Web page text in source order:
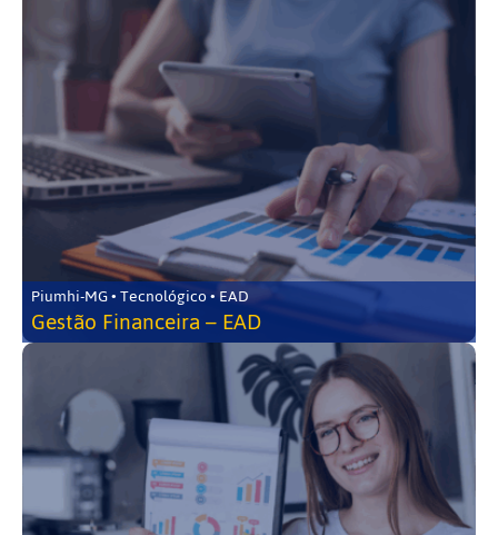
Piumhi-MG • Tecnológico • EAD
Gestão Financeira – EAD